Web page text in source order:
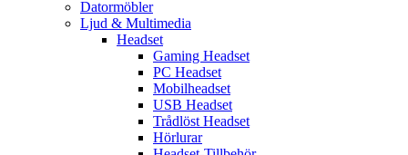
Datormöbler
Ljud & Multimedia
Headset
Gaming Headset
PC Headset
Mobilheadset
USB Headset
Trådlöst Headset
Hörlurar